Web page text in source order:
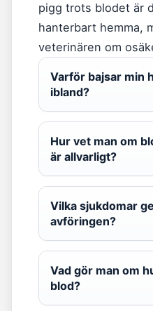
pigg trots blodet är
hanterbart hemma,
veterinären om
Varför bajsar min
ibland?
Hur vet man om
är allvarligt?
Vilka sjukdomar
avföringen?
Vad gör man om
blod?